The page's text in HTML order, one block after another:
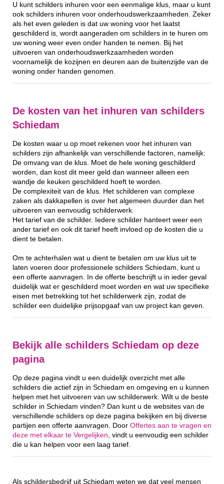
U kunt schilders inhuren voor een eenmalige klus, maar u kunt
ook schilders inhuren voor onderhoudswerkzaamheden. Zeker
als het even geleden is dat uw woning voor het laatst
geschilderd is, wordt aangeraden om schilders in te huren om
uw woning weer even onder handen te nemen. Bij het
uitvoeren van onderhoudswerkzaamheden worden
voornamelijk de kozijnen en deuren aan de buitenzijde van de
woning onder handen genomen.
De kosten van het inhuren van schilders
Schiedam
De kosten waar u op moet rekenen voor het inhuren van
schilders zijn afhankelijk van verschillende factoren, namelijk:
De omvang van de klus. Moet de hele woning geschilderd
worden, dan kost dit meer geld dan wanneer alleen een
wandje de keuken geschilderd hoeft te worden.
De complexiteit van de klus. Het schilderen van complexe
zaken als dakkapellen is over het algemeen duurder dan het
uitvoeren van eenvoudig schilderwerk.
Het tarief van de schilder. Iedere schilder hanteert weer een
ander tarief en ook dit tarief heeft invloed op de kosten die u
dient te betalen.
Om te achterhalen wat u dient te betalen om uw klus uit te
laten voeren door professionele schilders Schiedam, kunt u
een offerte aanvragen. In de offerte beschrijft u in ieder geval
duidelijk wat er geschilderd moet worden en wat uw specifieke
eisen met betrekking tot het schilderwerk zijn, zodat de
schilder een duidelijke prijsopgaaf van uw project kan geven.
Bekijk alle schilders Schiedam op deze
pagina
Op deze pagina vindt u een duidelijk overzicht met alle
schilders die actief zijn in Schiedam en omgeving en u kunnen
helpen met het uitvoeren van uw schilderwerk. Wilt u de beste
schilder in Schiedam vinden? Dan kunt u de websites van de
verschillende schilders op deze pagina bekijken en bij diverse
partijen een offerte aanvragen. Door Offertes aan te vragen en
deze met elkaar te Vergelijken , vindt u eenvoudig een schilder
die u kan helpen voor een laag tarief.
Als schildersbedrijf uit Schiedam weten we dat veel mensen